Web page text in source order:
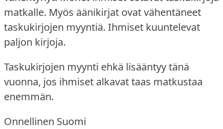
matkalle. Myös äänikirjat ovat vähentäneet
taskukirjojen myyntiä. Ihmiset kuuntelevat
paljon kirjoja.
Taskukirjojen myynti ehkä lisääntyy tänä
vuonna, jos ihmiset alkavat taas matkustaa
enemmän.
Onnellinen Suomi